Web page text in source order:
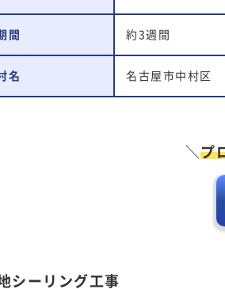
間 約3週間
名 名古屋市中村区
＼ プ
シーリング工事